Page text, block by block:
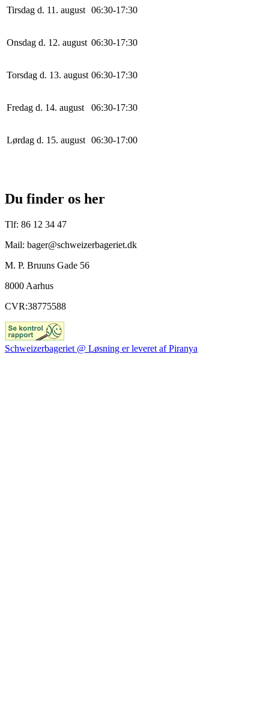
Tirsdag d. 11. august 06:30-17:30
Onsdag d. 12. august 06:30-17:30
Torsdag d. 13. august 06:30-17:30
Fredag d. 14. august 06:30-17:30
Lørdag d. 15. august 06:30-17:00
Du finder os her
Tlf: 86 12 34 47
Mail: bager@schweizerbageriet.dk
M. P. Bruuns Gade 56
8000 Aarhus
CVR:38775588
Schweizerbageriet @ Løsning er leveret af Piranya